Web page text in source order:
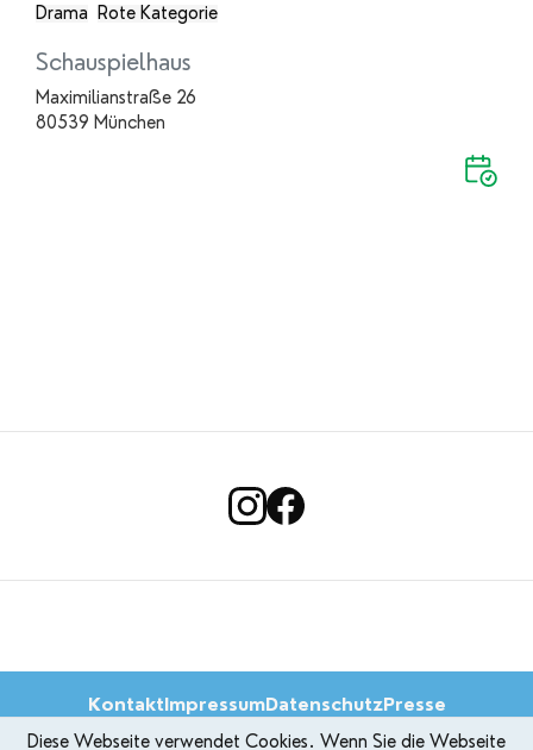
Drama
Rote Kategorie
Schauspielhaus
Maximilianstraße 26
80539 München
KontaktImpressumDatenschutzPresse
Diese Webseite verwendet Cookies. Wenn Sie die Webseite